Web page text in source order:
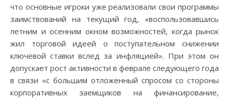
что основные игроки уже реализовали свои программы
заимствований на текущий год, «воспользовавшись
летним и осенним окном возможностей, когда рынок
жил торговой идеей о поступательном снижении
ключевой ставки вслед за инфляцией». При этом он
допускает рост активности в феврале следующего года
в связи «с большим отложенный спросом со стороны
корпоративных заемщиков на финансирование,